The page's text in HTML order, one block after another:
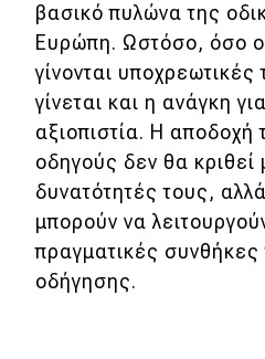
βασικό πυλώνα της
Ευρώπη. Ωστόσο, όσο
γίνονται
γίνεται και η ανάγκη
αξιοπιστία. Η αποδοχή
οδηγούς δεν θα κριθεί
δυνατότητές τους,
μπορούν να
πραγματικές συνθήκες
οδήγησης.